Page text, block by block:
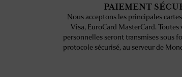
PAIEMENT
Nous acceptons les principales
Visa, EuroCard MasterCard.
personnelles seront transmises sous
protocole sécurisé, au serveur de